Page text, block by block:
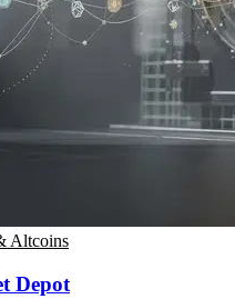
Altcoins
Depot